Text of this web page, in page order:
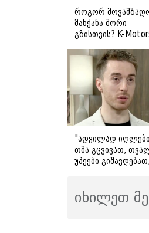
როგორ
მანქანა შორი
გზისთვის? K-
"ადვილად
თმა გცვივათ,
უპეები გიშავდებათ,
ამ სიმპტომების
გამომწვევ
იხილეთ